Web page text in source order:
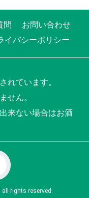
問
お問い合わせ
イバシーポリシー
れています。
せん。
来ない場合はお酒
all rights reserved.